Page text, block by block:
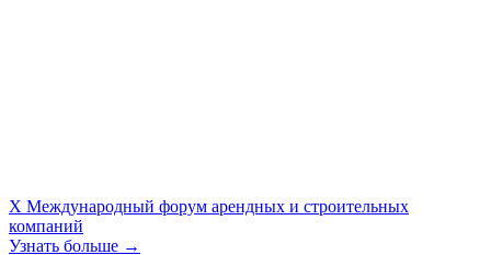
X Международный форум арендных и строительных
компаний
Узнать больше →